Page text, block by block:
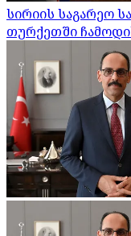
სირიის საგარეო
თურქეთში